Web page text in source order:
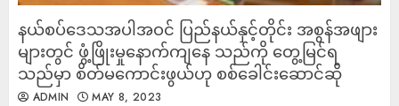
နယ်စပ်ဒေသအပါအဝင် ပြည်နယ်နှင့်တိုင်း အစွန်အဖျား
များတွင် ဖွံ့ဖြိုးမှုနောက်ကျနေ သည်ကို တွေ့မြင်ရ
သည်မှာ စိတ်မကောင်းဖွယ်ဟု စစ်ခေါင်းဆောင်ဆို
ADMIN MAY 8, 2023